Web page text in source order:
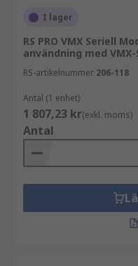
I lager
RS PRO VMX Seriell
användning med
RS-artikelnummer 206-118
Antal (1 enhet)
1 807,23 kr(exkl. moms)
Antal